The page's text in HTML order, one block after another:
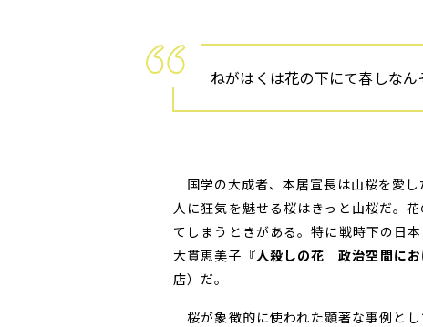
ねがはくは花の下にて春しな
国学の大成者、本居宣長は山桜を愛
人に狂気を魅せる桜はきっと山桜だ。
てしまうときがある。特に戦時下の日
大貫恵美子『人殺しの花 政治空間にお
店）だ。
桜が象徴的に使われた顕著な事例と